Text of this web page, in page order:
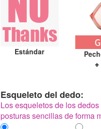
Estándar
Esqueleto del dedo:
Los esqueletos de los
posturas sencillas de forma